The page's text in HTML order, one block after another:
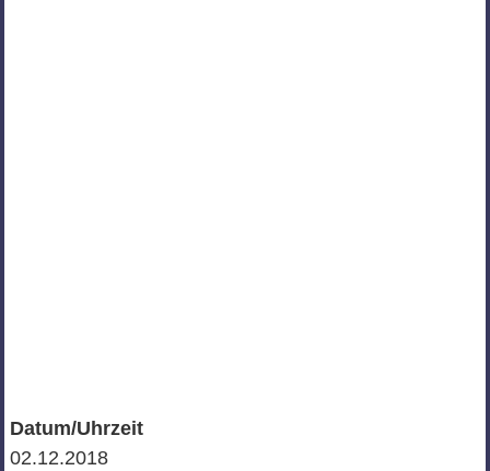
Datum/Uhrzeit
02.12.2018